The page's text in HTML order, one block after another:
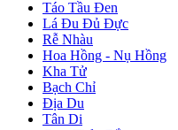
Táo Tầu Đen
Lá Đu Đủ Đực
Rễ Nhàu
Hoa Hồng - Nụ Hồng
Kha Tử
Bạch Chỉ
Địa Du
Tân Di